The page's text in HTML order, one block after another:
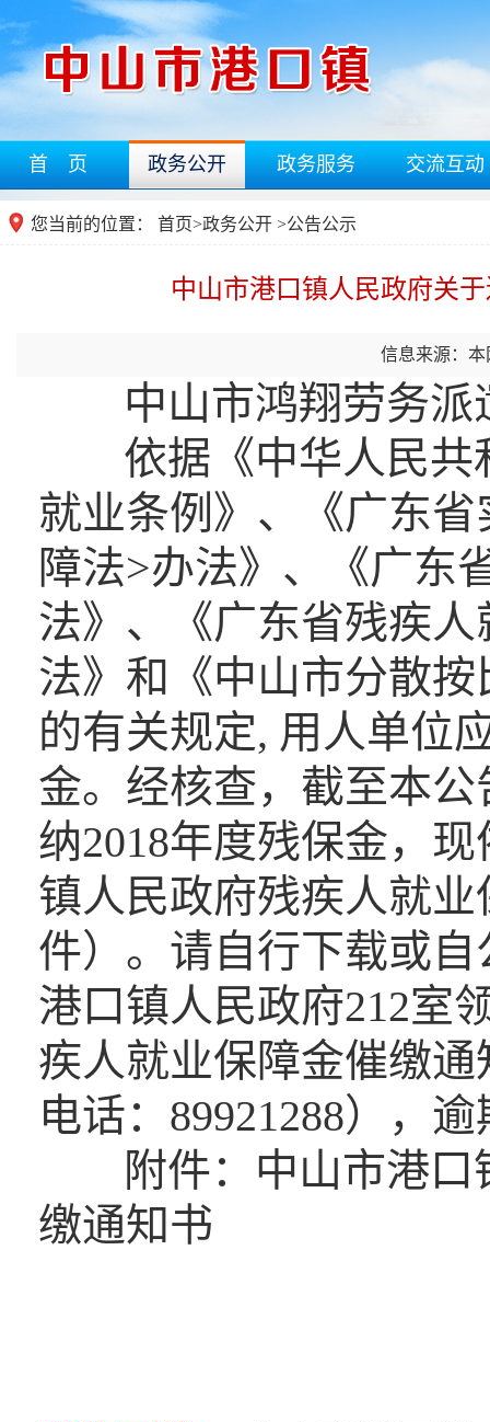
首 页 政务公开 政务服务 交流互动
您当前的位置： 首页>政务公开 >公告公示
中山市港口镇人民政府关
信息来源：本
中山市鸿翔劳务
依据《中华人民
就业条例》、《广东
障法>办法》、《广东
法》、《广东省残疾
法》和《中山市分散
的有关规定, 用人单位
金。经核查，截至本
纳2018年度残保金，
镇人民政府残疾人就
件）。请自行下载或
港口镇人民政府212室
疾人就业保障金催缴
电话：89921288），
附件：中山市港
缴通知书